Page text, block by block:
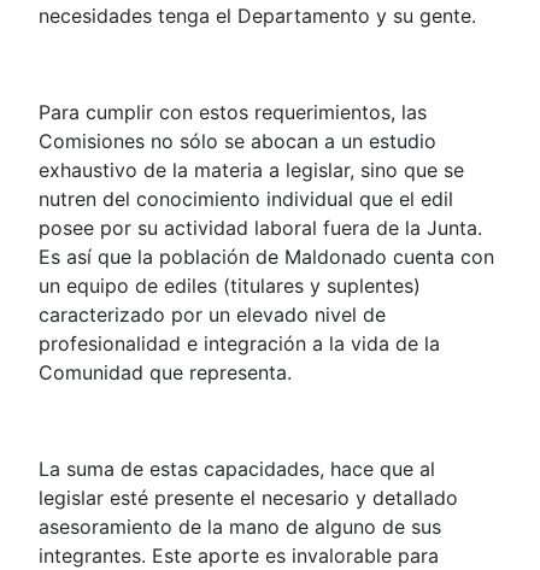
necesidades tenga el Departamento y su gente.
Para cumplir con estos requerimientos, las
Comisiones no sólo se abocan a un estudio
exhaustivo de la materia a legislar, sino que se
nutren del conocimiento individual que el edil
posee por su actividad laboral fuera de la Junta.
Es así que la población de Maldonado cuenta con
un equipo de ediles (titulares y suplentes)
caracterizado por un elevado nivel de
profesionalidad e integración a la vida de la
Comunidad que representa.
La suma de estas capacidades, hace que al
legislar esté presente el necesario y detallado
asesoramiento de la mano de alguno de sus
integrantes. Este aporte es invalorable para